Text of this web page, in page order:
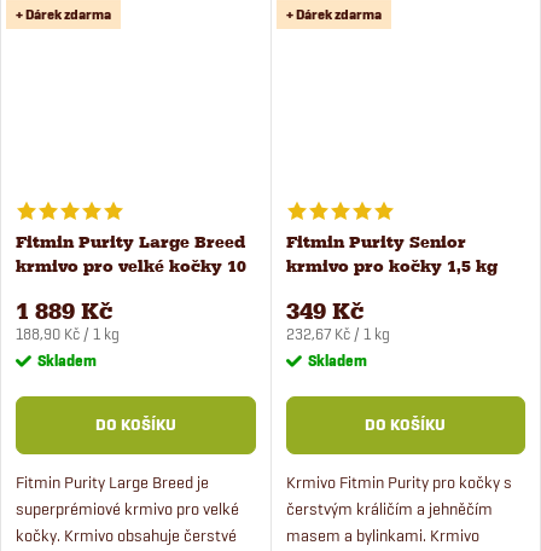
stravu u koťat a...
+ Dárek zdarma
Fitmin Purity Large Breed
krmivo pro velké kočky 10
1 889 Kč
Měrná
cena:
188,90 Kč / 1 kg
Skladem
DO KOŠÍKU
Fitmin Purity Large Breed je
superprémiové krmivo pro velké
kočky. Krmivo obsahuje čerstvé
+ Dárek zdarma
Fitmin Purity Senior
krmivo pro kočky 1,5 kg
349 Kč
Měrná
cena:
232,67 Kč / 1 kg
Skladem
DO KOŠÍKU
Krmivo Fitmin Purity pro kočky s
čerstvým králičím a jehněčím
masem a bylinkami. Krmivo